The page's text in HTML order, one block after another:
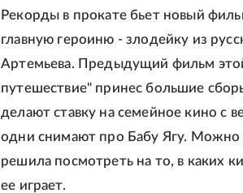
Рекорды в прокате бьет новый
главную героиню - злодейку из
Артемьева. Предыдущий фильм
путешествие" принес большие
делают ставку на семейное кино с
одни снимают про Бабу Ягу. Можно
решила посмотреть на то, в каких
ее играет.